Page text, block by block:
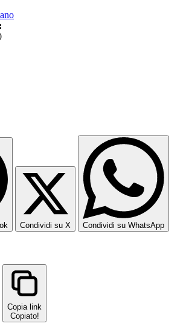
Condividi su X Condividi su WhatsApp
Copia link
Copiato!